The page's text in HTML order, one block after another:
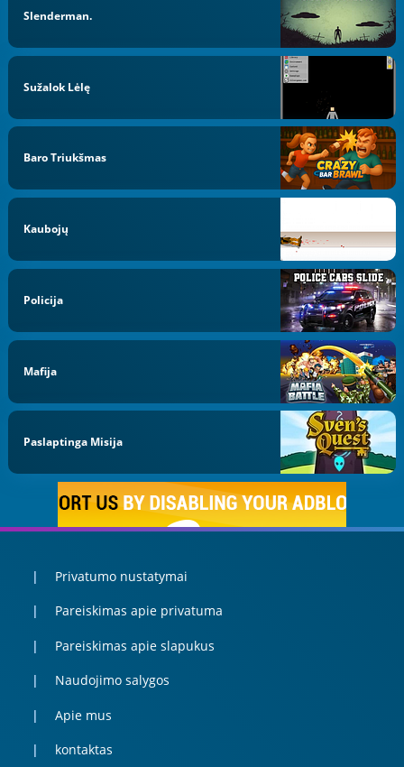
Slenderman.
Sužalok Lėlę
Baro Triukšmas
Kaubojų
Policija
Mafija
Paslaptinga Misija
Privatumo nustatymai
Pareiskimas apie privatuma
Pareiskimas apie slapukus
Naudojimo salygos
Apie mus
kontaktas